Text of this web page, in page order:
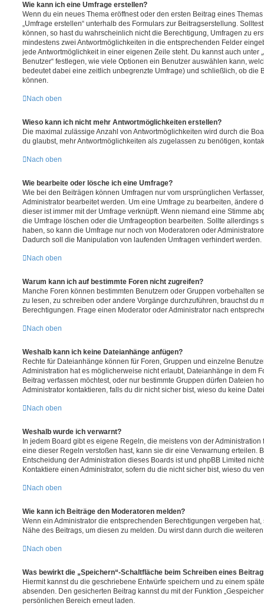
Wie kann ich eine Umfrage erstellen?
Wenn du ein neues Thema eröffnest oder den ersten Beitrag eines
„Umfrage erstellen“ unterhalb des Formulars zur Beitragserstellung.
können, so hast du wahrscheinlich nicht die Berechtigung, Umfragen zu
mindestens zwei Antwortmöglichkeiten in die entsprechenden Felder
jede Antwortmöglichkeit in einer eigenen Zeile steht. Du kannst auch unter
Benutzer“ festlegen, wie viele Optionen ein Benutzer auswählen kann,
bedeutet dabei eine zeitlich unbegrenzte Umfrage) und schließlich, ob die
können.
Nach oben
Wieso kann ich nicht mehr Antwortmöglichkeiten erstellen?
Die maximal zulässige Anzahl von Antwortmöglichkeiten wird durch die
du glaubst, mehr Antwortmöglichkeiten als zugelassen zu benötigen,
Nach oben
Wie bearbeite oder lösche ich eine Umfrage?
Wie bei den Beiträgen können Umfragen nur vom ursprünglichen
Administrator bearbeitet werden. Um eine Umfrage zu bearbeiten, ändere
dieser ist immer mit der Umfrage verknüpft. Wenn niemand eine Stimme
die Umfrage löschen oder die Umfrageoption bearbeiten. Sollte allerdings
haben, so kann die Umfrage nur noch von Moderatoren oder
Dadurch soll die Manipulation von laufenden Umfragen verhindert werden.
Nach oben
Warum kann ich auf bestimmte Foren nicht zugreifen?
Manche Foren können bestimmten Benutzern oder Gruppen vorbehalten
zu lesen, zu schreiben oder andere Vorgänge durchzuführen, brauchst du
Berechtigungen. Frage einen Moderator oder Administrator nach
Nach oben
Weshalb kann ich keine Dateianhänge anfügen?
Rechte für Dateianhänge können für Foren, Gruppen und einzelne
Administration hat es möglicherweise nicht erlaubt, Dateianhänge in dem
Beitrag verfassen möchtest, oder nur bestimmte Gruppen dürfen Dateien
Administrator kontaktieren, falls du dir nicht sicher bist, wieso du keine
Nach oben
Weshalb wurde ich verwarnt?
In jedem Board gibt es eigene Regeln, die meistens von der
eine dieser Regeln verstoßen hast, kann sie dir eine Verwarnung erteilen.
Entscheidung der Administration dieses Boards ist und phpBB Limited
Kontaktiere einen Administrator, sofern du die nicht sicher bist, wieso du
Nach oben
Wie kann ich Beiträge den Moderatoren melden?
Wenn ein Administrator die entsprechenden Berechtigungen vergeben
Nähe des Beitrags, um diesen zu melden. Du wirst dann durch die
Nach oben
Was bewirkt die „Speichern“-Schaltfläche beim Schreiben eines
Hiermit kannst du die geschriebene Entwürfe speichern und zu einem
absenden. Den gesicherten Beitrag kannst du mit der Funktion
persönlichen Bereich erneut laden.